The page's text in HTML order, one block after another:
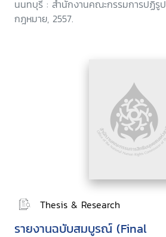
นนทบุรี : สำนักงานคณะกรรมการปฏิรูป
กฎหมาย, 2557.
Thesis & Research
รายงานฉบับสมบูรณ์ (Final